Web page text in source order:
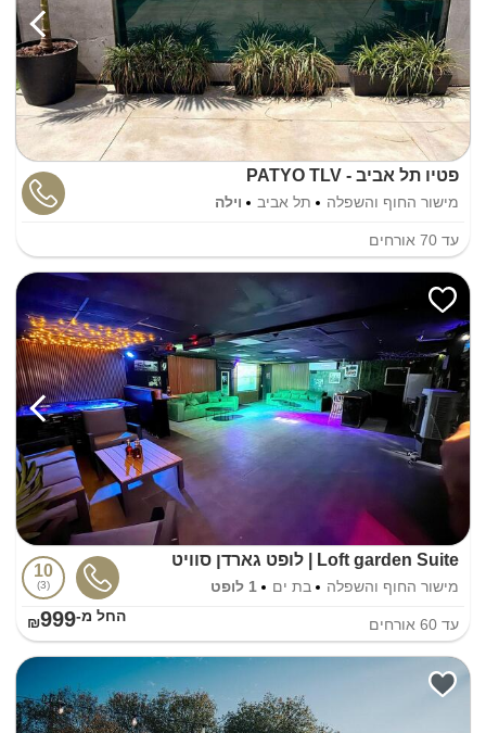
פטיו תל אביב - PATYO TLV
מישור החוף והשפלה תל אביב וילה
עד 70 אורחים
Loft garden Suite | לופט גארדן סוויט
מישור החוף והשפלה בת ים 1 לופט
10
3
עד 60 אורחים החל מ-₪999